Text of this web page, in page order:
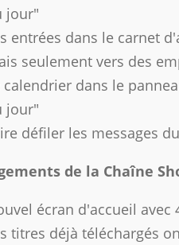
jour"
entrées dans le carnet
seulement vers des
calendrier dans le
jour"
défiler les messages
de la Chaîne
écran d'accueil
titres déjà téléchargés